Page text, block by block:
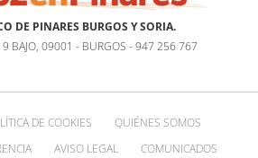
DE PINARES BURGOS Y SORIA.
9 BAJO, 09001 - BURGOS - 947 256 767
DE COOKIES
QUIÉNES SOMOS
AVISO LEGAL COMUNICADOS